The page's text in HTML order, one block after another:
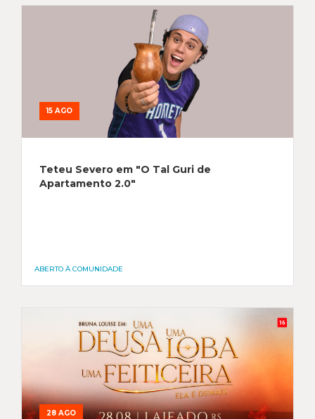
15 AGO
Teteu Severo em "O Tal Guri de
Apartamento 2.0"
ABERTO À COMUNIDADE
28 AGO